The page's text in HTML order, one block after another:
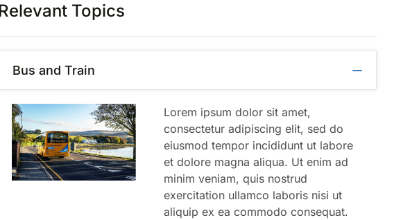
Relevant Topics
Bus and Train
Lorem ipsum dolor sit amet,
consectetur adipiscing elit, sed do
eiusmod tempor incididunt ut labore
et dolore magna aliqua. Ut enim ad
minim veniam, quis nostrud
exercitation ullamco laboris nisi ut
aliquip ex ea commodo consequat.